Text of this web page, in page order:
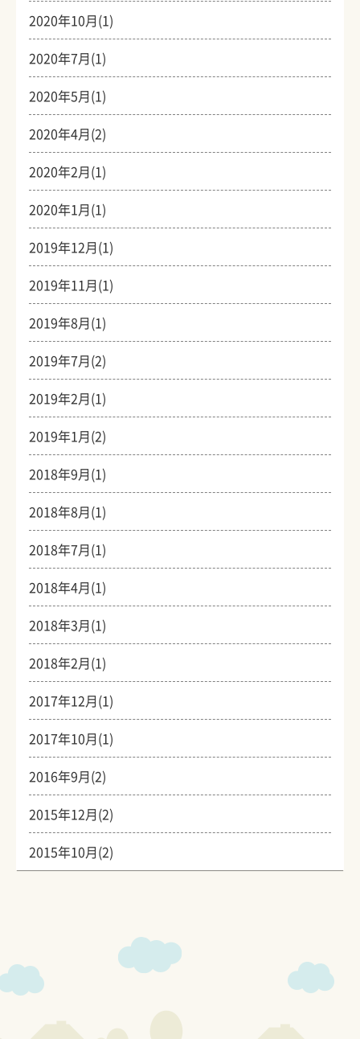
2020年10月(1)
2020年7月(1)
2020年5月(1)
2020年4月(2)
2020年2月(1)
2020年1月(1)
2019年12月(1)
2019年11月(1)
2019年8月(1)
2019年7月(2)
2019年2月(1)
2019年1月(2)
2018年9月(1)
2018年8月(1)
2018年7月(1)
2018年4月(1)
2018年3月(1)
2018年2月(1)
2017年12月(1)
2017年10月(1)
2016年9月(2)
2015年12月(2)
2015年10月(2)